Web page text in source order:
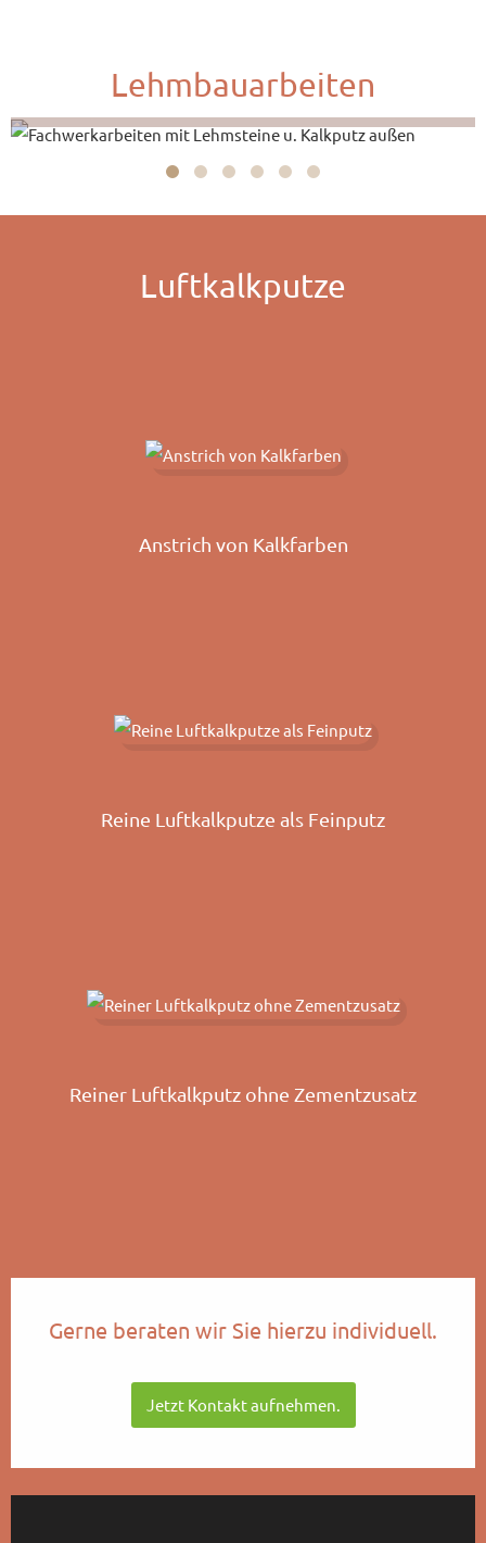
Lehmbauarbeiten
Fachwerksanierung
Kalkputz am Fachwerk
Luftkalkputze
Anstrich von Kalkfarben
Reine Luftkalkputze als Feinputz
Reiner Luftkalkputz ohne Zementzusatz
Gerne beraten wir Sie hierzu individuell.
Jetzt Kontakt aufnehmen.